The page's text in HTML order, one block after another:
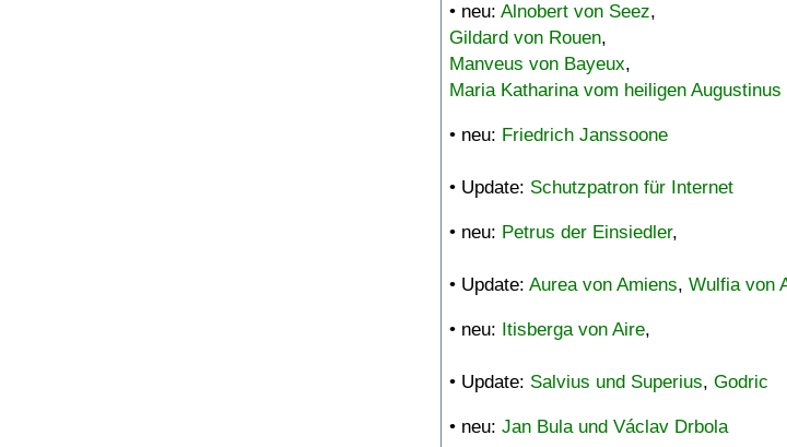
• neu: Alnobert von Seez,
Gildard von Rouen,
Manveus von Bayeux,
Maria Katharina vom heiligen Augustinus
• neu: Friedrich Janssoone
• Update: Schutzpatron für Internet
• neu: Petrus der Einsiedler,
• Update: Aurea von Amiens, Wulfia von
• neu: Itisberga von Aire,
• Update: Salvius und Superius, Godric
• neu: Jan Bula und Václav Drbola